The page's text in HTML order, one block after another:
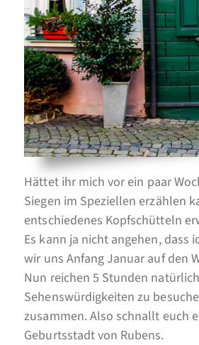
Hättet ihr mich vor ein paar
Siegen im Speziellen erzählen
entschiedenes Kopfschütteln
Es kann ja nicht angehen, dass
wir uns Anfang Januar auf den
Nun reichen 5 Stunden
Sehenswürdigkeiten zu
zusammen. Also schnallt euch
Geburtsstadt von Rubens.